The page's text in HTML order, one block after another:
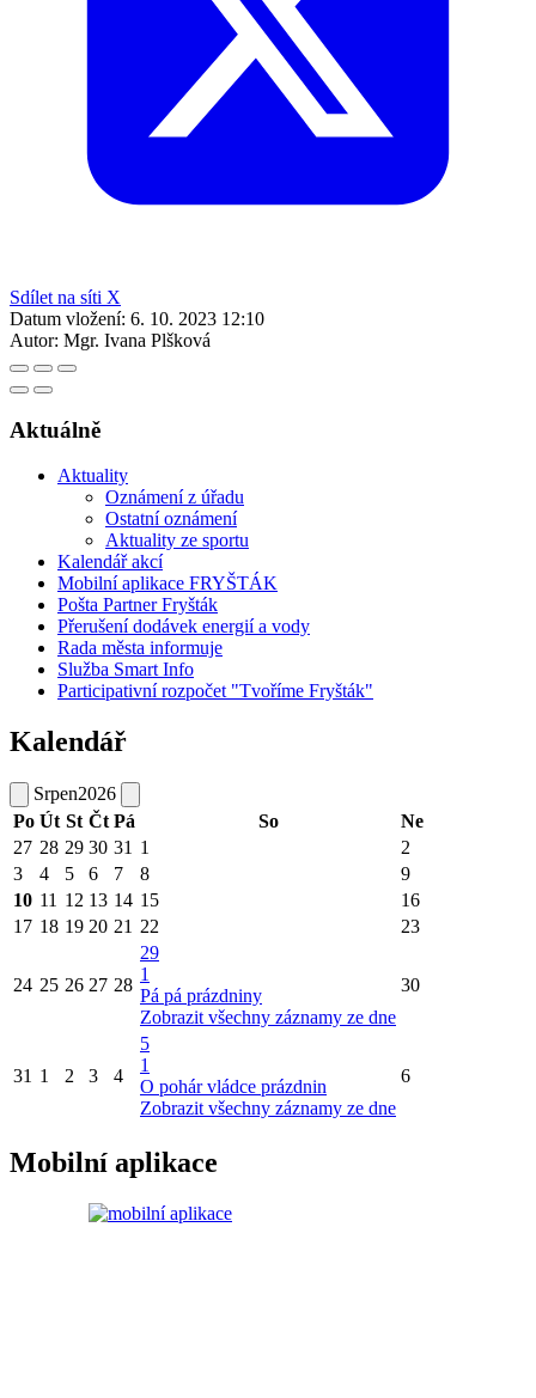
Sdílet na síti X
Datum vložení: 6. 10. 2023 12:10
Autor: Mgr. Ivana Plšková
Aktuálně
Aktuality
Oznámení z úřadu
Ostatní oznámení
Aktuality ze sportu
Kalendář akcí
Mobilní aplikace FRYŠTÁK
Pošta Partner Fryšták
Přerušení dodávek energií a vody
Rada města informuje
Služba Smart Info
Participativní rozpočet "Tvoříme Fryšták"
Kalendář
Srpen2026
Po Út St Čt Pá So
Ne
27 28 29 30 31 1
2
3
4 5 6 7 8
9
10 11 12 13 14 15
16
17 18 19 20 21 22 23
24 25 26 27 28
29
1
Pá pá prázdniny
Zobrazit všechny záznamy ze dne
30
31 1 2 3 4
5
1
O pohár vládce prázdnin
Zobrazit všechny záznamy ze dne
6
Mobilní aplikace